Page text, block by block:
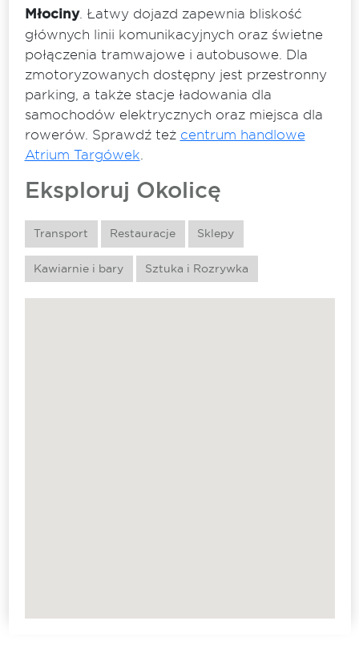
Młociny. Łatwy dojazd zapewnia bliskość
głównych linii komunikacyjnych oraz świetne
połączenia tramwajowe i autobusowe. Dla
zmotoryzowanych dostępny jest przestronny
parking, a także stacje ładowania dla
samochodów elektrycznych oraz miejsca dla
rowerów. Sprawdź też centrum handlowe
Atrium Targówek
Eksploruj Okolicę
Transport Restauracje Sklepy
Kawiarnie i bary Sztuka i Rozrywka